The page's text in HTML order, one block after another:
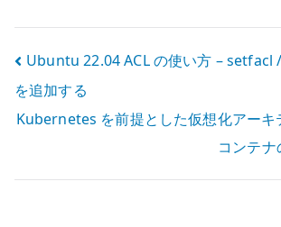
せる
せる
投
稿
ナ
ビ
Ubuntu 22.04 ACL の使い方 – setfacl
を追加する
Kubernetes を前提とした仮想化アーキ
コンテ